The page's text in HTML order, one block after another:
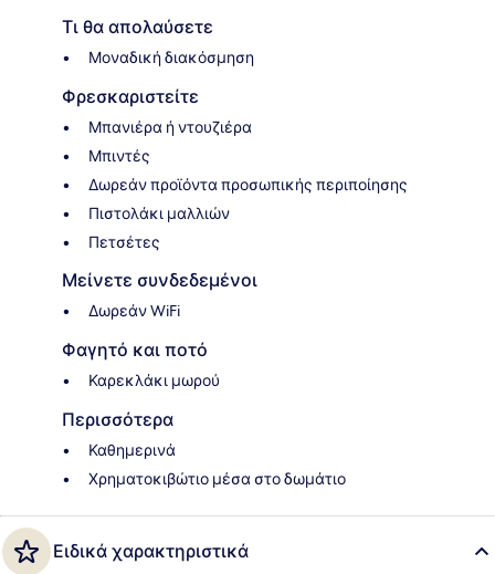
Τι θα απολαύσετε
Μοναδική διακόσμηση
Φρεσκαριστείτε
Μπανιέρα ή ντουζιέρα
Μπιντές
Δωρεάν προϊόντα προσωπικής περιποίησης
Πιστολάκι μαλλιών
Πετσέτες
Μείνετε συνδεδεμένοι
Δωρεάν WiFi
Φαγητό και ποτό
Καρεκλάκι μωρού
Περισσότερα
Καθημερινά
Χρηματοκιβώτιο μέσα στο δωμάτιο
Ειδικά χαρακτηριστικά